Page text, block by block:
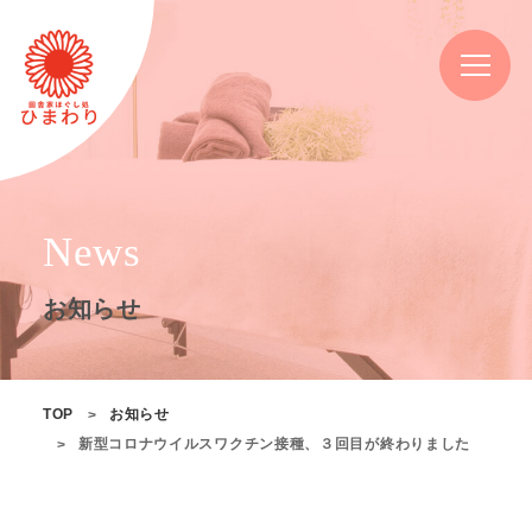
News
お知らせ
TOP
お知らせ
新型コロナウイルスワクチン接種、３回目が終わりました